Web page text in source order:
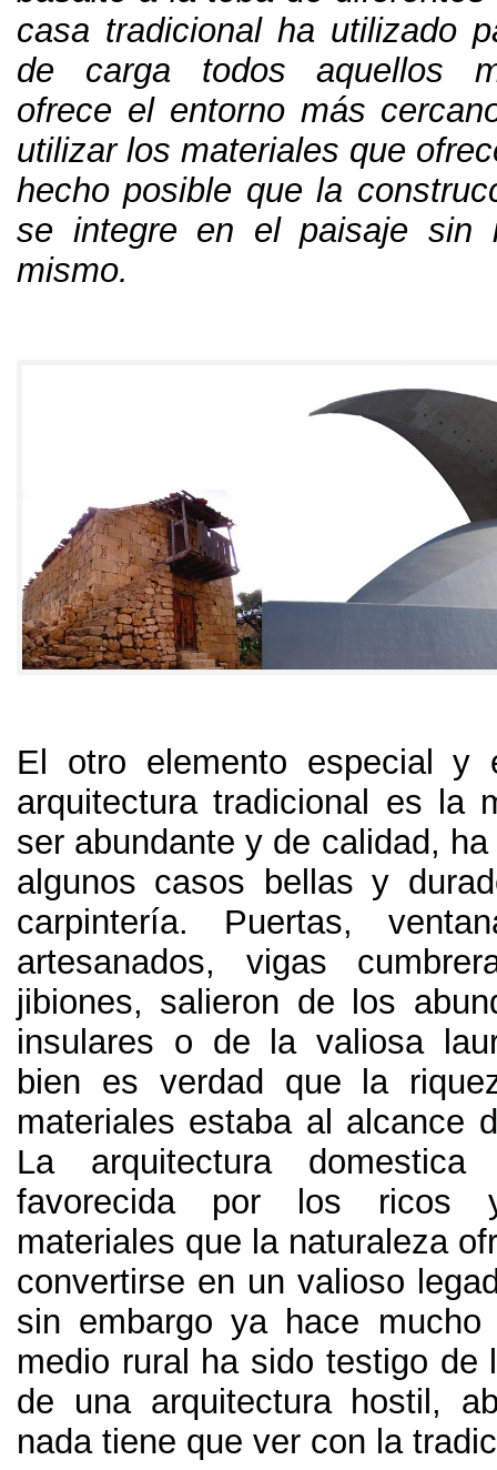
casa tradicional ha utilizado
de carga todos aquellos
ofrece el entorno más
utilizar los materiales que
hecho posible que la
se integre en el paisaje sin
mismo.
El otro elemento especial y
arquitectura tradicional es la
ser abundante y de calidad,
algunos casos bellas y
carpintería. Puertas,
artesanados, vigas
jibiones, salieron de los
insulares o de la valiosa
bien es verdad que la
materiales estaba al alcance
La arquitectura
favorecida por los ricos
materiales que la naturaleza
convertirse en un valioso
sin embargo ya hace
medio rural ha sido testigo de
de una arquitectura hostil ,
nada tiene que ver con la